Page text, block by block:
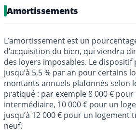
Amortissements
L’amortissement est un
d’acquisition du bien, qui viendra
des loyers imposables. Le
jusqu’à 5,5 % par an pour certains
montants annuels plafonnés selon
pratiqué : par exemple 8 000 €
intermédiaire, 10 000 € pour un
jusqu’à 12 000 € pour un logement
neuf.